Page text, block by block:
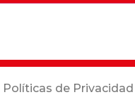
Políticas de Privacidad